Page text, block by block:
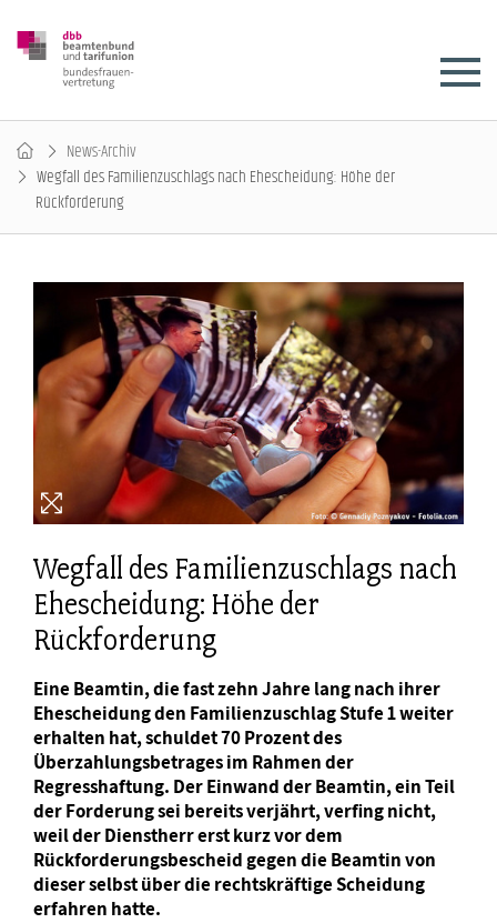
News-Archiv
Wegfall des Familienzuschlags nach Ehescheidung: Höhe der
Rückforderung
Wegfall des Familienzuschlags nach
Ehescheidung: Höhe der
Rückforderung
Eine Beamtin, die fast zehn Jahre lang nach ihrer
Ehescheidung den Familienzuschlag Stufe 1 weiter
erhalten hat, schuldet 70 Prozent des
Überzahlungsbetrages im Rahmen der
Regresshaftung. Der Einwand der Beamtin, ein Teil
der Forderung sei bereits verjährt, verfing nicht,
weil der Dienstherr erst kurz vor dem
Rückforderungsbescheid gegen die Beamtin von
dieser selbst über die rechtskräftige Scheidung
erfahren hatte.